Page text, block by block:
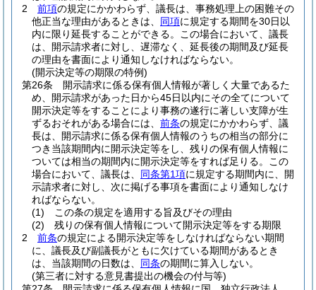
2
前項の規定にかかわらず、議長は、事務処理上の困難その
他正当な理由があるときは、 同項に規定する期間を30日以
内に限り延長することができる。
この場合において、議長
は、開示請求者に対し、遅滞なく、延長後の期間及び延長
の理由を書面により通知しなければならない。
(開示決定等の期限の特例)
第26条
開示請求に係る保有個人情報が著しく大量であるた
め、開示請求があった日から45日以内にその全てについて
開示決定等をすることにより事務の遂行に著しい支障が生
ずるおそれがある場合には、 前条の規定にかかわらず、議
長は、開示請求に係る保有個人情報のうちの相当の部分に
つき当該期間内に開示決定等をし、残りの保有個人情報に
ついては相当の期間内に開示決定等をすれば足りる。
この
場合において、議長は、 同条第1項に規定する期間内に、開
示請求者に対し、次に掲げる事項を書面により通知しなけ
ればならない。
(1)
この条の規定を適用する旨及びその理由
(2)
残りの保有個人情報について開示決定等をする期限
2
前条の規定による開示決定等をしなければならない期間
に、議長及び副議長がともに欠けている期間があるとき
は、当該期間の日数は、 同条の期間に算入しない。
(第三者に対する意見書提出の機会の付与等)